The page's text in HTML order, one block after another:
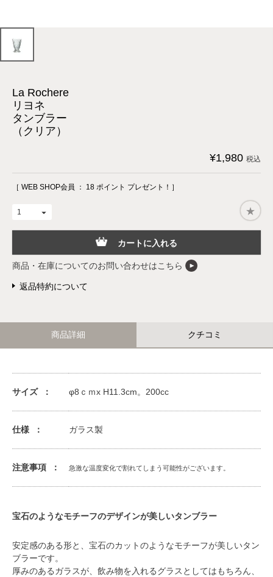
La Rochere
リヨネ
タンブラー
（クリア）
¥1,980 税込
［ WEB SHOP会員 ： 18 ポイント プレゼント！］
カートに入れる
商品・在庫についてのお問い合わせはこちら
返品特約について
商品詳細 クチコミ
サイズ φ8ｃｍx H11.3cm。200cc
仕様 ガラス製
注意事項 急激な温度変化で割れてしまう可能性がございます。
宝石のようなモチーフのデザインが美しいタンブラー
安定感のある形と、宝石のカットのようなモチーフが美しいタン
ブラーです。
厚みのあるガラスが、飲み物を入れるグラスとしてはもちろん、